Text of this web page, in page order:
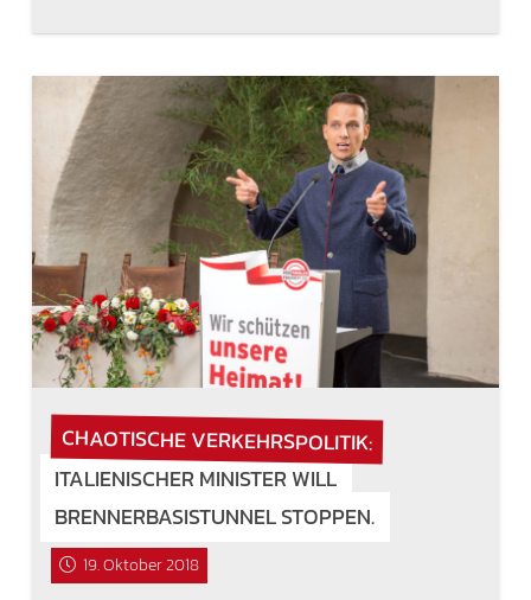
CHAOTISCHE VERKEHRSPOLITIK:
ITALIENISCHER MINISTER WILL
BRENNERBASISTUNNEL STOPPEN.
19. Oktober 2018